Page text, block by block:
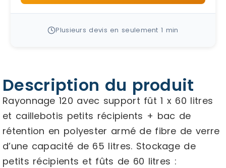
Plusieurs devis en seulement 1 min
Description du produit
Rayonnage 120 avec support fût 1 x 60 litres
et caillebotis petits récipients + bac de
rétention en polyester armé de fibre de verre
d’une capacité de 65 litres. Stockage de
petits récipients et fûts de 60 litres :